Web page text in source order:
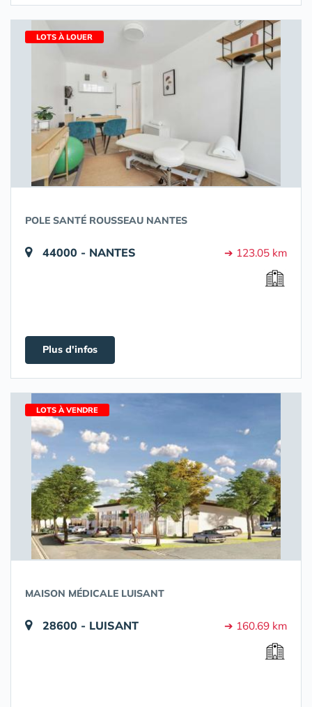
LOTS À LOUER
POLE SANTÉ ROUSSEAU NANTES
44000 - NANTES ➔ 123.05 km
Plus d'infos
LOTS À VENDRE
MAISON MÉDICALE LUISANT
28600 - LUISANT ➔ 160.69 km